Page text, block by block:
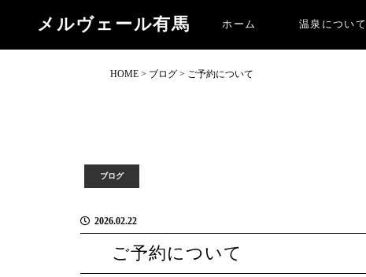
メルヴェール有馬 ホーム 温泉について
ご予約について
HOME > ブログ > ご予約について
ブログ
2026.02.22
ご予約について